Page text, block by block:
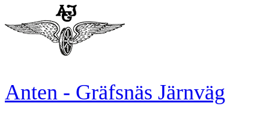
content
Anten - Gräfsnäs Järnväg